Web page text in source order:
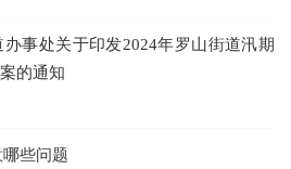
事处关于印发2024年罗山街道汛期
的通知
些问题